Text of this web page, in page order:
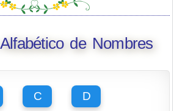
de Nombres
C D